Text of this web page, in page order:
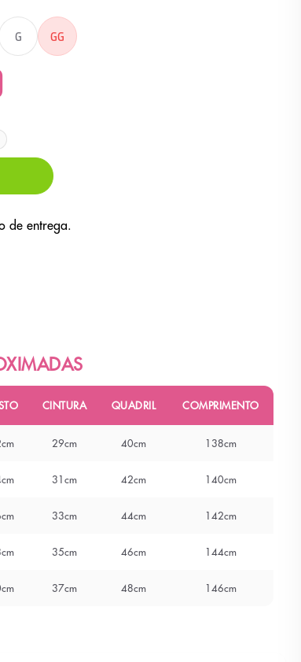
G GG
CINTURA QUADRIL COMPRIMENTO
29cm 40cm 138cm
31cm 42cm 140cm
33cm 44cm 142cm
35cm 46cm 144cm
37cm 48cm 146cm